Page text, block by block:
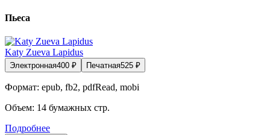
Пьеса
Katy Zueva Lapidus
Электронная400 ₽ Печатная525 ₽
Формат: epub, fb2, pdfRead, mobi
Объем: 14 бумажных стр.
Подробнее